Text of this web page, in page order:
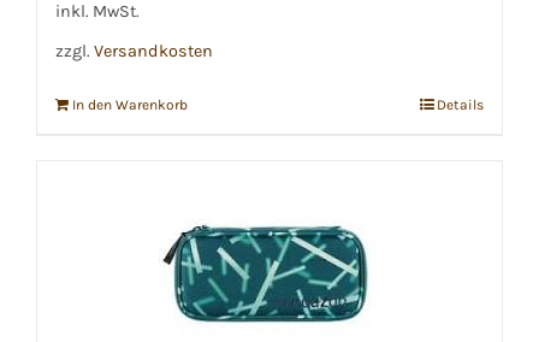
inkl. MwSt.
zzgl. Versandkosten
In den Warenkorb Details